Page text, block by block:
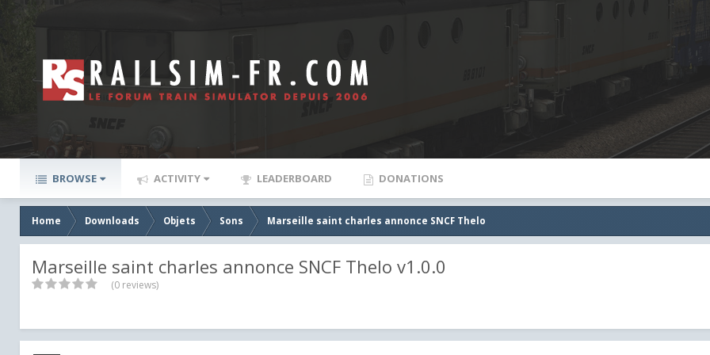
BROWSE ACTIVITY LEADERBOARD DONATIONS
Home Downloads Objets Sons Marseille saint charles annonce SNCF Thelo
Marseille saint charles annonce SNCF Thelo v1.0.0
(0 reviews)